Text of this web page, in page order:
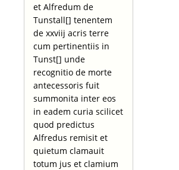
et Alfredum de
Tunstall[] tenentem
de xxviij acris terre
cum pertinentiis in
Tunst[] unde
recognitio de morte
antecessoris fuit
summonita inter eos
in eadem curia scilicet
quod predictus
Alfredus remisit et
quietum clamauit
totum jus et clamium